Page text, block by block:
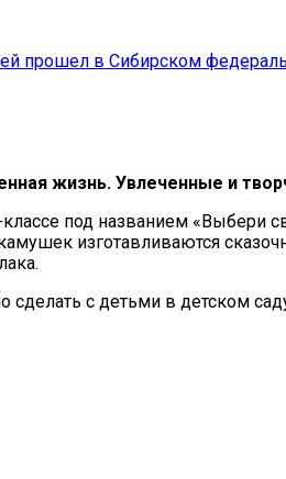
прошел в Сибирском
жизнь. Увлеченные и
под названием «Выбери
изготавливаются
сделать с детьми в детском